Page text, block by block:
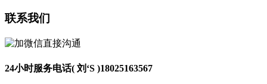
联系我们
24小时服务电话( 刘‘S )18025163567